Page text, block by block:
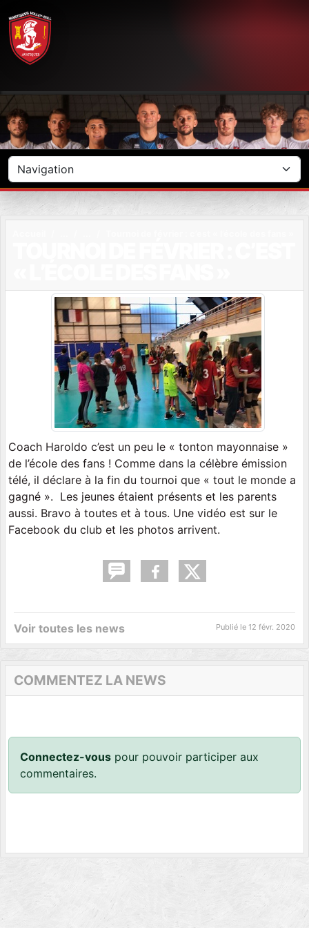
Coach Haroldo c’est un peu le « tonton mayonnaise »
de l’école des fans ! Comme dans la célèbre émission
télé, il déclare à la fin du tournoi que « tout le monde a
gagné ». Les jeunes étaient présents et les parents
aussi. Bravo à toutes et à tous. Une vidéo est sur le
Facebook du club et les photos arrivent.
Voir toutes les news Publié le 12 févr. 2020
COMMENTEZ LA NEWS
Connectez-vous pour pouvoir participer aux
commentaires.
Panneau de gestion des cookies